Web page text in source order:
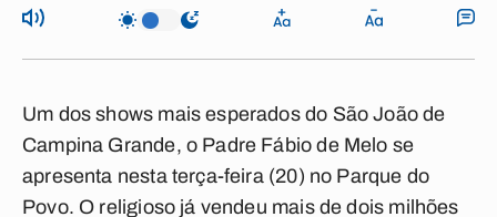
Um dos shows mais esperados do São João de
Campina Grande, o Padre Fábio de Melo se
apresenta nesta terça-feira (20) no Parque do
Povo. O religioso já vendeu mais de dois milhões